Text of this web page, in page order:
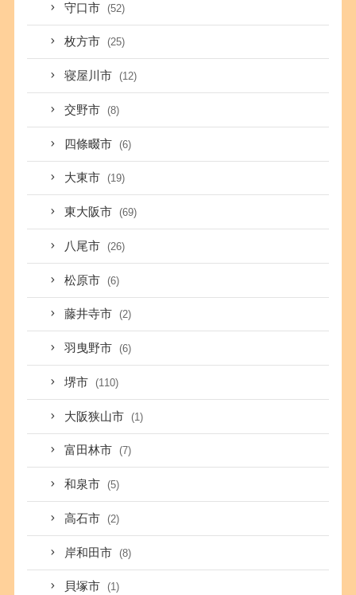
守口市 (52)
枚方市 (25)
寝屋川市 (12)
交野市 (8)
四條畷市 (6)
大東市 (19)
東大阪市 (69)
八尾市 (26)
松原市 (6)
藤井寺市 (2)
羽曳野市 (6)
堺市 (110)
大阪狭山市 (1)
富田林市 (7)
和泉市 (5)
高石市 (2)
岸和田市 (8)
貝塚市 (1)